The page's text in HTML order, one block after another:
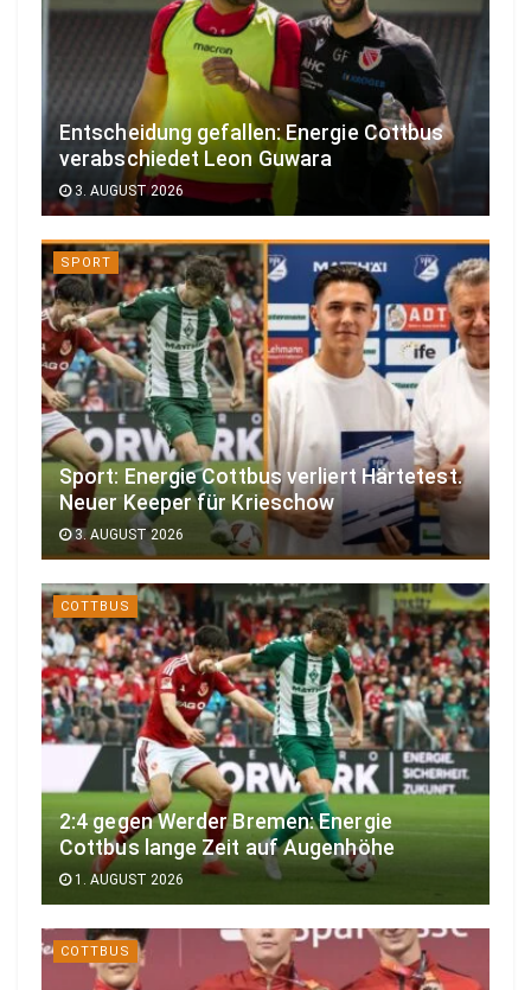
Entscheidung gefallen: Energie Cottbus
verabschiedet Leon Guwara
3. AUGUST 2026
SPORT
Sport: Energie Cottbus verliert Härtetest.
Neuer Keeper für Krieschow
3. AUGUST 2026
COTTBUS
2:4 gegen Werder Bremen: Energie
Cottbus lange Zeit auf Augenhöhe
1. AUGUST 2026
COTTBUS